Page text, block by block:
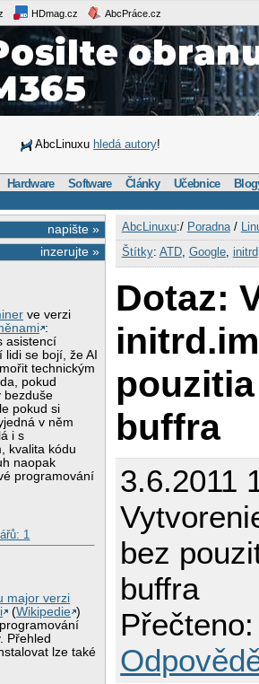
HDmag.cz AbcPráce.cz
AbcLinuxu hledá autory!
Hardware Software Články Učebnice
napište »
inzerujte »
ve verzi
:
asistencí
lidi se bojí, že AI
technickým
pokud
bezduše
pokud si
v něm
i s
kvalita kódu
naopak
programování
1
major verzi
(Wikipedie )
Přehled
lze také
AbcLinuxu:/ Poradna/
Štítky: ATD, Google, initrd
Dotaz:
buffra
3.6.2011
bez
buffra